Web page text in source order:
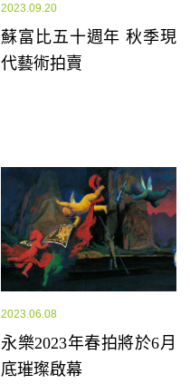
2023.09.20
蘇富比五十週年 秋季現
代藝術拍賣
2023.06.08
永樂2023年春拍將於6月
底璀璨啟幕